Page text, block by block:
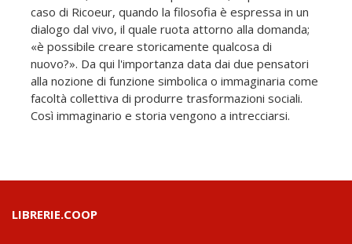
caso di Ricoeur, quando la filosofia è espressa in un
dialogo dal vivo, il quale ruota attorno alla domanda;
«è possibile creare storicamente qualcosa di
nuovo?». Da qui l'importanza data dai due pensatori
alla nozione di funzione simbolica o immaginaria come
facoltà collettiva di produrre trasformazioni sociali.
Così immaginario e storia vengono a intrecciarsi.
LIBRERIE.COOP